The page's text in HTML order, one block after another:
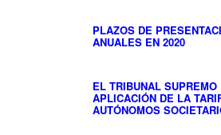
PLAZOS DE
ANUALES EN 2020
EL TRIBUNAL SUPREMO
APLICACIÓN DE LA
AUTÓNOMOS